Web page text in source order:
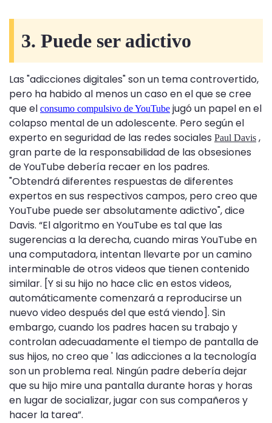
3. Puede ser adictivo
Las "adicciones digitales" son un tema controvertido,
pero ha habido al menos un caso en el que se cree
que el consumo compulsivo de YouTube jugó un papel en el
colapso mental de un adolescente. Pero según el
experto en seguridad de las redes sociales Paul Davis ,
gran parte de la responsabilidad de las obsesiones
de YouTube debería recaer en los padres.
"Obtendrá diferentes respuestas de diferentes
expertos en sus respectivos campos, pero creo que
YouTube puede ser absolutamente adictivo", dice
Davis. “El algoritmo en YouTube es tal que las
sugerencias a la derecha, cuando miras YouTube en
una computadora, intentan llevarte por un camino
interminable de otros videos que tienen contenido
similar. [Y si su hijo no hace clic en estos videos,
automáticamente comenzará a reproducirse un
nuevo video después del que está viendo]. Sin
embargo, cuando los padres hacen su trabajo y
controlan adecuadamente el tiempo de pantalla de
sus hijos, no creo que ' las adicciones a la tecnología
son un problema real. Ningún padre debería dejar
que su hijo mire una pantalla durante horas y horas
en lugar de socializar, jugar con sus compañeros y
hacer la tarea”.